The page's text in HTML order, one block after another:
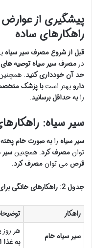
پیشگیری از
راهکارهای ساده
قبل از شروع مصرف سیر سیاه
در مصرف سیر سیاهتوصیه
حد آن خودداری کنید.
داروبهتر استبا پزشک
رابه حداقل برسانید.
سیر سیاه:
سیر سیاه رابه صورت خام
توانمصرف کرد. همچنینسیر
قرص می توانمصرف کرد.
جدول 2: راهکارهای خانگی برای مصرف سیر سیاه
راهکار
سیر سیاه خام هر روز
به غذا